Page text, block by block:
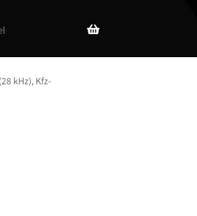
kHz), Kfz-